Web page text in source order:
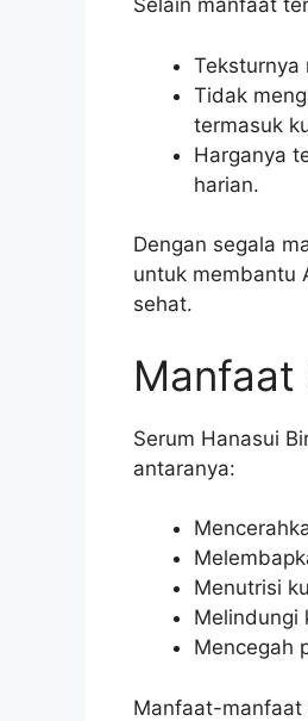
Selain manfaat
Teksturnya
Tidak
termasuk
Harganya
harian.
Dengan segala
untuk membantu
sehat.
Manfaat
Serum Hanasui
antaranya:
Menutrisi
Melindungi
Mencegah
Manfaat-manfaat